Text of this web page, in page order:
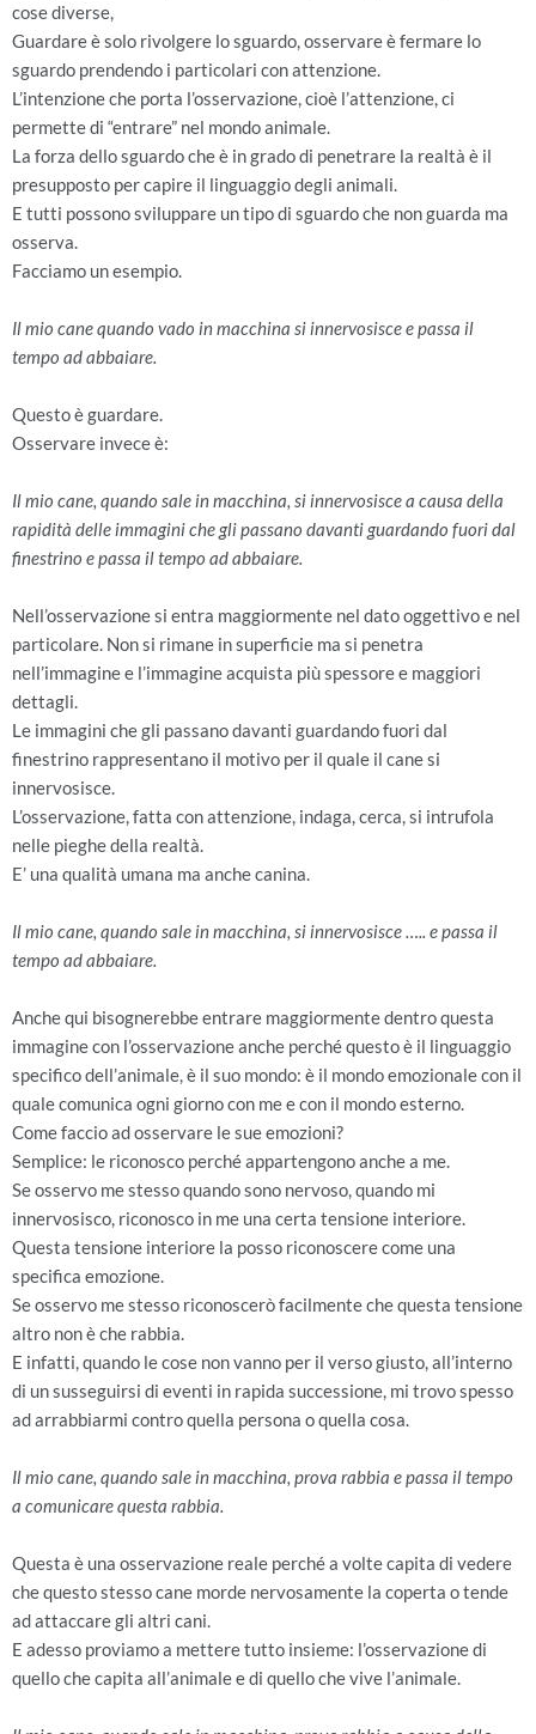
cose diverse,
Guardare è solo rivolgere lo sguardo, osservare è fermare lo
sguardo prendendo i particolari con attenzione.
L’intenzione che porta l’osservazione, cioè l’attenzione, ci
permette di “entrare” nel mondo animale.
La forza dello sguardo che è in grado di penetrare la realtà è il
presupposto per capire il linguaggio degli animali.
E tutti possono sviluppare un tipo di sguardo che non guarda ma
osserva.
Facciamo un esempio.
Il mio cane quando vado in macchina si innervosisce e passa il
tempo ad abbaiare.
Questo è guardare.
Osservare invece è:
Il mio cane, quando sale in macchina, si innervosisce a causa della
rapidità delle immagini che gli passano davanti guardando fuori dal
finestrino e passa il tempo ad abbaiare.
Nell’osservazione si entra maggiormente nel dato oggettivo e nel
particolare. Non si rimane in superficie ma si penetra
nell’immagine e l’immagine acquista più spessore e maggiori
dettagli.
Le immagini che gli passano davanti guardando fuori dal
finestrino rappresentano il motivo per il quale il cane si
innervosisce.
L’osservazione, fatta con attenzione, indaga, cerca, si intrufola
nelle pieghe della realtà.
E’ una qualità umana ma anche canina.
Il mio cane, quando sale in macchina, si innervosisce ….. e passa il
tempo ad abbaiare.
Anche qui bisognerebbe entrare maggiormente dentro questa
immagine con l’osservazione anche perché questo è il linguaggio
specifico dell’animale, è il suo mondo: è il mondo emozionale con il
quale comunica ogni giorno con me e con il mondo esterno.
Come faccio ad osservare le sue emozioni?
Semplice: le riconosco perché appartengono anche a me.
Se osservo me stesso quando sono nervoso, quando mi
innervosisco, riconosco in me una certa tensione interiore.
Questa tensione interiore la posso riconoscere come una
specifica emozione.
Se osservo me stesso riconoscerò facilmente che questa tensione
altro non è che rabbia.
E infatti, quando le cose non vanno per il verso giusto, all’interno
di un susseguirsi di eventi in rapida successione, mi trovo spesso
ad arrabbiarmi contro quella persona o quella cosa.
Il mio cane, quando sale in macchina, prova rabbia e passa il tempo
a comunicare questa rabbia.
Questa è una osservazione reale perché a volte capita di vedere
che questo stesso cane morde nervosamente la coperta o tende
ad attaccare gli altri cani.
E adesso proviamo a mettere tutto insieme: l’osservazione di
quello che capita all’animale e di quello che vive l’animale.